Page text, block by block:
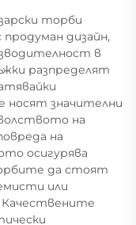
торби
дизайн,
в
разпределят
носят значителни
на
на
осигурява
да стоят
или